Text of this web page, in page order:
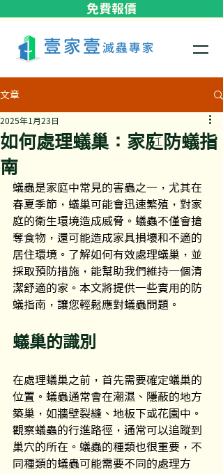
免費報價
文章
如何處理蟻巢：家庭防蟻指
南
2025年1月23日
蟻蟲是家庭中常見的害蟲之一，尤其在
春夏季節，蟻巢可能會迅速繁殖，對家
庭的衛生環境造成威脅。蟻蟲不僅會搶
奪食物，還可能造成家具損壞和不適的
居住環境。了解如何有效處理蟻巢，並
採取預防措施，能幫助我們維持一個清
潔舒適的家。本文將提供一些實用的防
蟻指南，讓您輕鬆應對蟻蟲問題。
蟻巢的識別
在處理蟻巢之前，首先需要確定蟻巢的
位置。蟻蟲通常會在潮濕、隱蔽的地方
築巢，如牆壁裂縫、地板下或花園中。
觀察蟻蟲的行進路徑，通常可以追蹤到
巢穴的所在。蟻蟲的種類也很重要，不
同種類的蟻蟲可能需要不同的處理方